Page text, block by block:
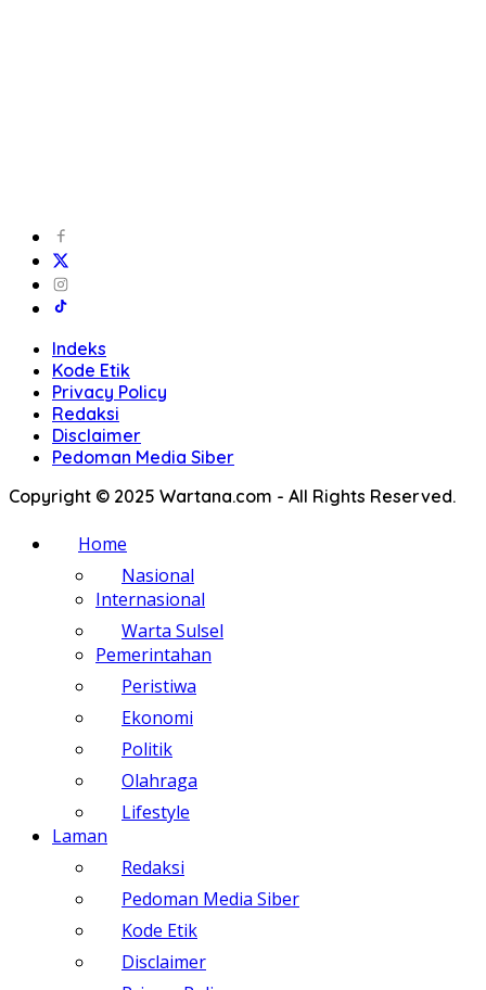
Indeks
Kode Etik
Privacy Policy
Redaksi
Disclaimer
Pedoman Media Siber
Copyright © 2025 Wartana.com - All Rights Reserved.
Home
Nasional
Internasional
Warta Sulsel
Pemerintahan
Peristiwa
Ekonomi
Politik
Olahraga
Lifestyle
Laman
Redaksi
Pedoman Media Siber
Kode Etik
Disclaimer